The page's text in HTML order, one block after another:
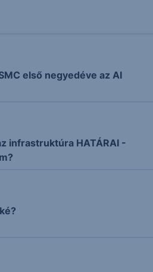
első negyedéve az AI
infrastruktúra HATÁRAI -